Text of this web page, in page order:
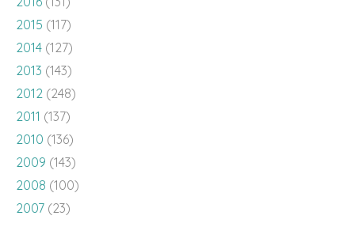
2015 (117)
2014 (127)
2013 (143)
2012 (248)
2011 (137)
2010 (136)
2009 (143)
2008 (100)
2007 (23)